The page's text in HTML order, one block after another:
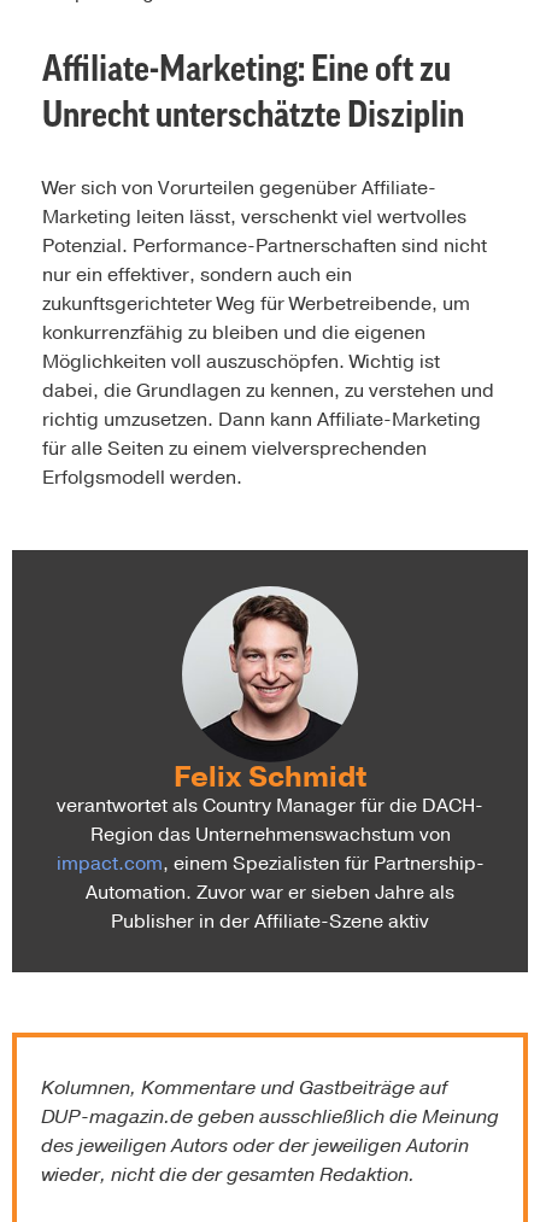
Affiliate-Marketing: Eine oft zu
Unrecht unterschätzte Disziplin
Wer sich von Vorurteilen gegenüber Affiliate-
Marketing leiten lässt, verschenkt viel wertvolles
Potenzial. Performance-Partnerschaften sind nicht
nur ein effektiver, sondern auch ein
zukunftsgerichteter Weg für Werbetreibende, um
konkurrenzfähig zu bleiben und die eigenen
Möglichkeiten voll auszuschöpfen. Wichtig ist
dabei, die Grundlagen zu kennen, zu verstehen und
richtig umzusetzen. Dann kann Affiliate-Marketing
für alle Seiten zu einem vielversprechenden
Erfolgsmodell werden.
Felix Schmidt
verantwortet als Country Manager für die DACH-
Region das Unternehmenswachstum von
impact.com, einem Spezialisten für Partnership-
Automation. Zuvor war er sieben Jahre als
Publisher in der Affiliate-Szene aktiv
Kolumnen, Kommentare und Gastbeiträge auf
DUP-magazin.degeben ausschließlich die Meinung
des jeweiligen Autors oder der jeweiligen Autorin
wieder, nicht die der gesamten Redaktion.